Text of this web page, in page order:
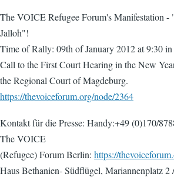
The VOICE Refugee Forum's Manifestation
Jalloh"!
Time of Rally: 09th of January 2012 at 9:30
Call to the First Court Hearing in the New
the Regional Court of Magdeburg.
https://thevoiceforum.org/node/2364
Kontakt für die Presse: Handy:+49 (0)170/
The VOICE
(Refugee) Forum Berlin: https://
Haus Bethanien- Südflügel, Mariannenplatz 2